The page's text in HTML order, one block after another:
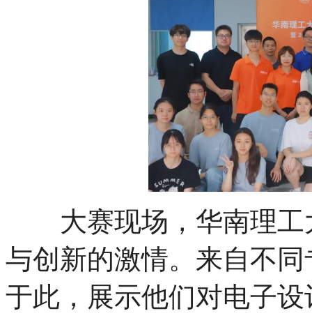
大赛现场，华南理工
与创新的激情。来自不
于此，展示他们对电子